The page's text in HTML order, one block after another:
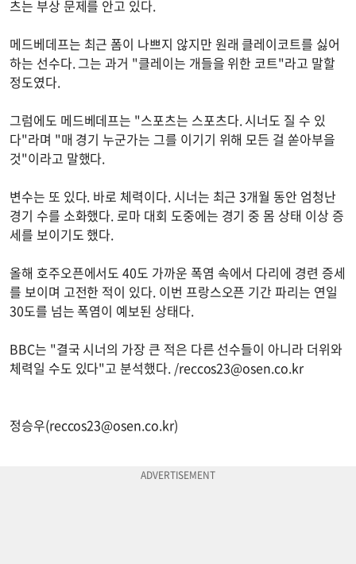
츠는 부상 문제를 안고 있다.
메드베데프는 최근 폼이 나쁘지 않지만 원래 클레이코트를 싫어
하는 선수다. 그는 과거 "클레이는 개들을 위한 코트"라고 말할
정도였다.
그럼에도 메드베데프는 "스포츠는 스포츠다. 시너도 질 수 있
다"라며 "매 경기 누군가는 그를 이기기 위해 모든 걸 쏟아부을
것"이라고 말했다.
변수는 또 있다. 바로 체력이다. 시너는 최근 3개월 동안 엄청난
경기 수를 소화했다. 로마 대회 도중에는 경기 중 몸 상태 이상 증
세를 보이기도 했다.
올해 호주오픈에서도 40도 가까운 폭염 속에서 다리에 경련 증세
를 보이며 고전한 적이 있다. 이번 프랑스오픈 기간 파리는 연일
30도를 넘는 폭염이 예보된 상태다.
BBC는 "결국 시너의 가장 큰 적은 다른 선수들이 아니라 더위와
체력일 수도 있다"고 분석했다. /reccos23@osen.co.kr
정승우(reccos23@osen.co.kr)